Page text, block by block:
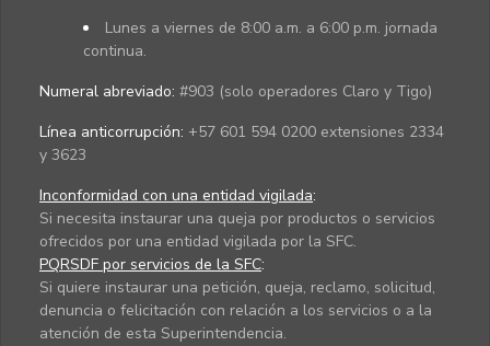
Lunes a viernes de 8:00 a.m. a 6:00 p.m. jornada
continua.
Numeral abreviado: #903 (solo operadores Claro y Tigo)
Línea anticorrupción: +57 601 594 0200 extensiones 2334
y 3623
Inconformidad con una entidad vigilada:
Si necesita instaurar una queja por productos o servicios
ofrecidos por una entidad vigilada por la SFC.
PQRSDF por servicios de la SFC:
Si quiere instaurar una petición, queja, reclamo, solicitud,
denuncia o felicitación con relación a los servicios o a la
atención de esta Superintendencia.